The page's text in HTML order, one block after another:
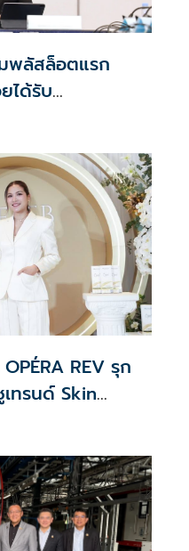
พลัสล็อตแรก
ได้รับ
REV รุก
ทรนด์ Skin